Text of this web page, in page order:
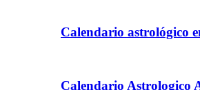
Calendario astrológico
Calendario Astrologico